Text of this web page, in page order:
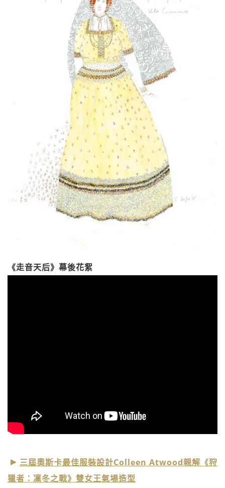
《走音天后》幕後花絮
三屆奧斯卡最佳服裝設計Colleen Atwood親解《狩
獵者：凜冬之戰》雙女王氣場造型